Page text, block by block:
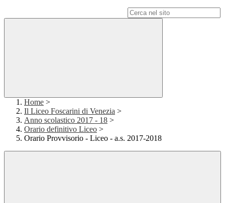
Home >
Il Liceo Foscarini di Venezia >
Anno scolastico 2017 - 18 >
Orario definitivo Liceo >
Orario Provvisorio - Liceo - a.s. 2017-2018